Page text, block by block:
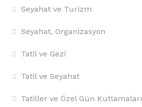
Seyahat ve Turizm
Seyahat, Organizasyon
Tatil ve Gezi
Tatil ve Seyahat
Tatiller ve Özel Gün Kutlamaları